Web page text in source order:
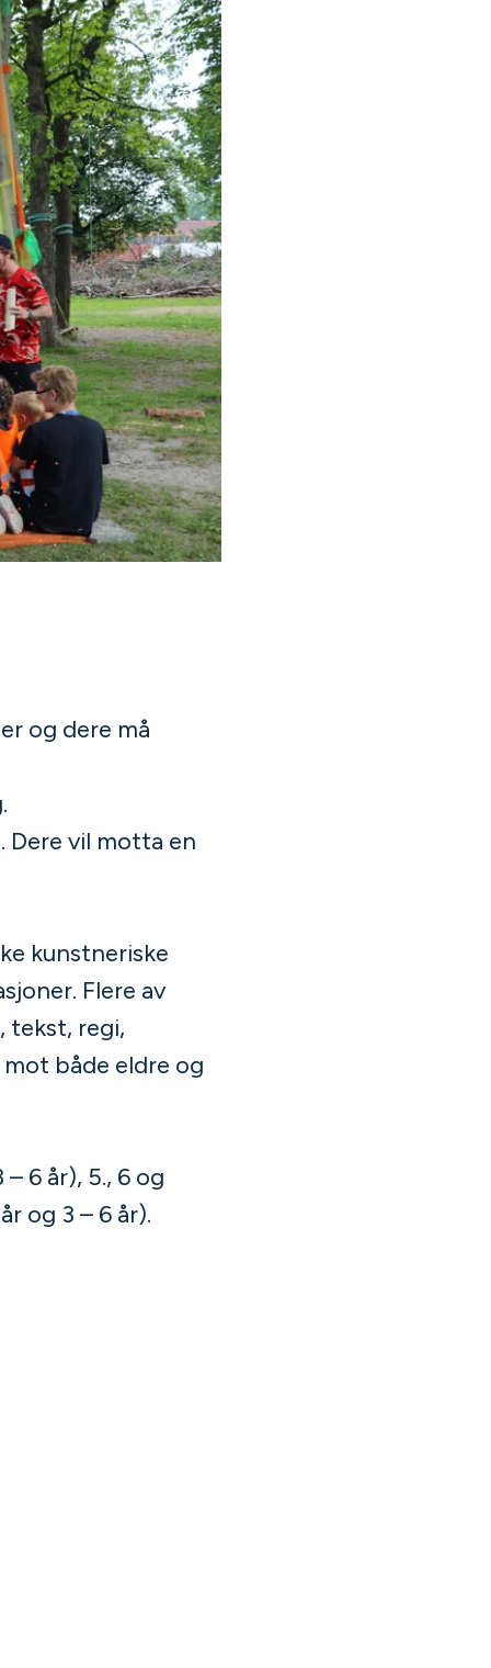
og dere må
Dere vil motta en
kunstneriske
Flere av
tekst, regi,
både eldre og
6 år), 5., 6 og
og 3 – 6 år).